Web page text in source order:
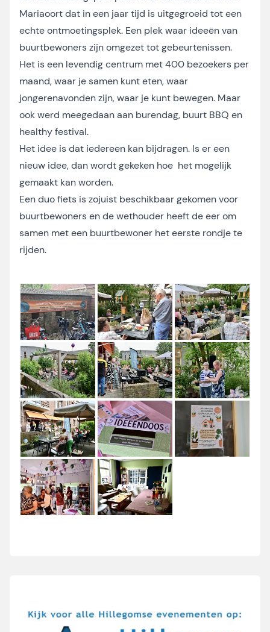
Mariaoort dat in een jaar tijd is uitgegroeid tot een
echte ontmoetingsplek. Een plek waar ideeën van
buurtbewoners zijn omgezet tot gebeurtenissen.
Het is een levendig centrum met 400 bezoekers per
maand, waar je samen kunt eten, waar
jongerenavonden zijn, waar je kunt bewegen. Maar
ook werd meegedaan aan burendag, buurt BBQ en
healthy festival.
Het idee is dat iedereen kan bijdragen. Is er een
nieuw idee, dan wordt gekeken hoe het mogelijk
gemaakt kan worden.
Een duo fiets is zojuist beschikbaar gekomen voor
buurtbewoners en de wethouder heeft de eer om
samen met een buurtbewoner het eerste rondje te
rijden.